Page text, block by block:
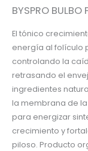
BYSPRO BULBO
El tónico
energía al folículo
controlando la
retrasando el
ingredientes
la membrana de
para energizar
crecimiento y
piloso. Producto